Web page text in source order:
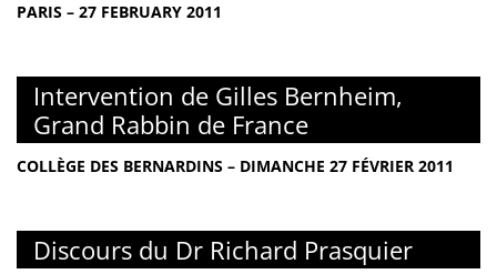
PARIS – 27 FEBRUARY 2011
Intervention de Gilles Bernheim,
Grand Rabbin de France
COLLÈGE DES BERNARDINS – DIMANCHE 27 FÉVRIER 2011
Discours du Dr Richard Prasquier